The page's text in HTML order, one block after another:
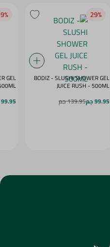
29‎%‎
BODIZ - SLUSHI SHOWER GEL
JUICE RUSH - 500ML
99.95 جم
139.95 جم
GEL
DAZE - 500ML
99.95 جم